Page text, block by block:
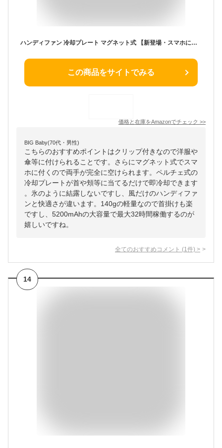
ハンディファン 冷却プレート マグネット式 【新登場・スマホに付き・両手を解放】 携帯扇風機 強力 静音 360°角度調整 3段階風量 静音 傘にクリップ 手持ち扇風機 5200mAh大容量 32時間連続稼働 小型扇風機 usb扇風機 軽量 140g 卓上/手持ち/首掛け 熱中症対策 通勤 通学 アウトドア キャンプ プレゼント (ホワイト)
この商品をサイトでみる
価格と在庫をAmazonでチェック >>
BIG Baby(70代・男性)
こちらのおすすめポイントはクリップ付きなので洋服や
傘等に付けられることです。さらにマグネット式でスマ
ホに付くので両手が完全に空けられます。ペルチェ式の
冷却プレートが首や頬等に当てるだけで即冷却できます
。氷のように結露しないですし、風だけのハンディファ
ンと快適さが違います。140gの軽量なので首掛けも楽
ですし、5200mAhの大容量で最大32時間稼働するのが
嬉しいですね。
全てのおすすめコメント (1 件) >
14